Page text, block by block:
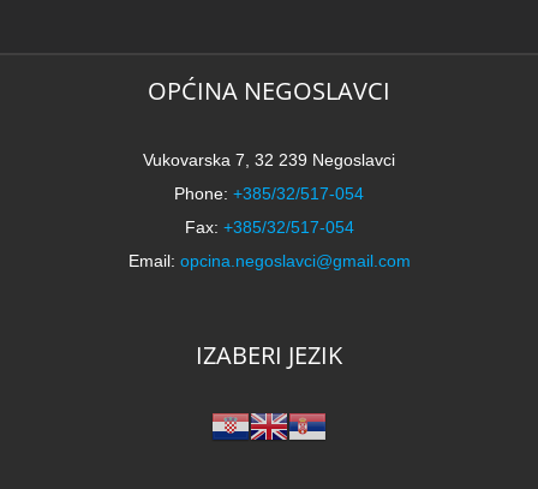
OPĆINA NEGOSLAVCI
Vukovarska 7, 32 239 Negoslavci
Phone: +385/32/517-054
Fax: +385/32/517-054
Email: opcina.negoslavci@gmail.com
IZABERI JEZIK